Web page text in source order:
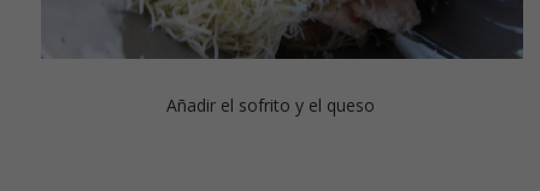
Añadir el sofrito y el queso